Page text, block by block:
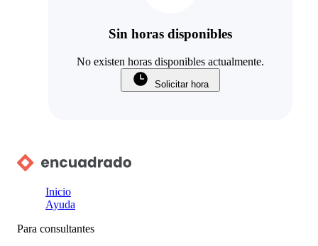
Sin horas disponibles
No existen horas disponibles actualmente.
Solicitar hora
Inicio
Ayuda
Para consultantes